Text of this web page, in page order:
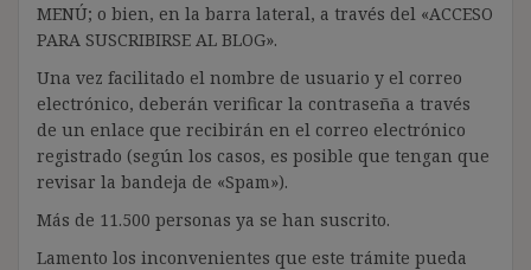
MENÚ; o bien, en la barra lateral, a través del «ACCESO
PARA SUSCRIBIRSE AL BLOG».
Una vez facilitado el nombre de usuario y el correo
electrónico, deberán verificar la contraseña a través
de un enlace que recibirán en el correo electrónico
registrado (según los casos, es posible que tengan que
revisar la bandeja de «Spam»).
Más de 11.500 personas ya se han suscrito.
Lamento los inconvenientes que este trámite pueda